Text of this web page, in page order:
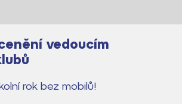
vedoucím
rok bez mobilů!